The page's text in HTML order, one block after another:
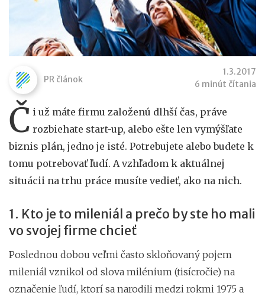
PR článok
1.3.2017
6 minút čítania
Č i už máte firmu založenú dlhší čas, práve
rozbiehate start-up, alebo ešte len vymýšľate
biznis plán, jedno je isté. Potrebujete alebo budete k
tomu potrebovať ľudí. A vzhľadom k aktuálnej
situácii na trhu práce musíte vedieť, ako na nich.
1. Kto je to mileniál a prečo by ste ho mali
vo svojej firme chcieť
Poslednou dobou veľmi často skloňovaný pojem
mileniál vznikol od slova milénium (tisícročie) na
označenie ľudí, ktorí sa narodili medzi rokmi 1975 a